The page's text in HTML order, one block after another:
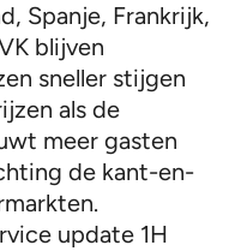
Spanje, Frankrijk,
blijven
sneller stijgen
als de
meer gasten
de kant-en-
update 1H